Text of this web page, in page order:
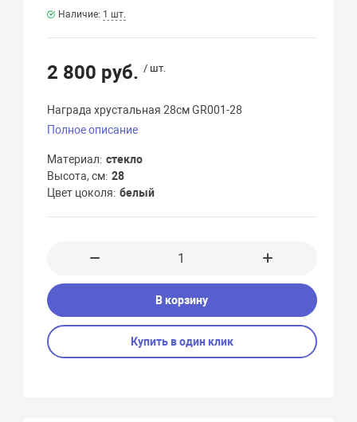
Наличие: 1 шт.
2 800 руб. / шт.
Награда хрустальная 28см GR001-28
Полное описание
Материал стекло
Высота, см 28
Цвет цоколя белый
В корзину
Купить в один клик